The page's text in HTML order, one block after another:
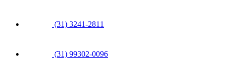
(31) 3241-2811
(31) 99302-0096